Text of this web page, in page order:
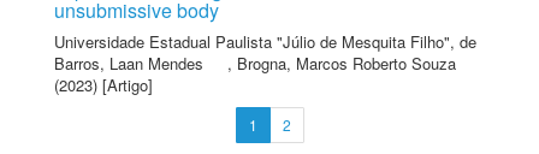
unsubmissive body
Universidade Estadual Paulista "Júlio de Mesquita Filho", de
Barros, Laan Mendes
, Brogna, Marcos Roberto Souza
(2023) [Artigo]
1 2